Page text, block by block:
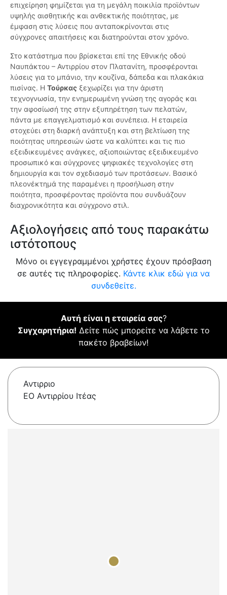
επιχείρηση φημίζεται για τη μεγάλη ποικιλία προϊόντων
υψηλής αισθητικής και ανθεκτικής ποιότητας, με
έμφαση στις λύσεις που ανταποκρίνονται στις
σύγχρονες απαιτήσεις και διατηρούνται στον χρόνο.
Στο κατάστημα που βρίσκεται επί της Εθνικής οδού
Ναυπάκτου – Αντιρρίου στον Πλατανίτη, προσφέρονται
λύσεις για το μπάνιο, την κουζίνα, δάπεδα και πλακάκια
πισίνας. Η Τούρκας ξεχωρίζει για την άριστη
τεχνογνωσία, την ενημερωμένη γνώση της αγοράς και
την αφοσίωσή της στην εξυπηρέτηση των πελατών,
πάντα με επαγγελματισμό και συνέπεια. Η εταιρεία
στοχεύει στη διαρκή ανάπτυξη και στη βελτίωση της
ποιότητας υπηρεσιών ώστε να καλύπτει και τις πιο
εξειδικευμένες ανάγκες, αξιοποιώντας εξειδικευμένο
προσωπικό και σύγχρονες ψηφιακές τεχνολογίες στη
δημιουργία και τον σχεδιασμό των προτάσεων. Βασικό
πλεονέκτημά της παραμένει η προσήλωση στην
ποιότητα, προσφέροντας προϊόντα που συνδυάζουν
διαχρονικότητα και σύγχρονο στιλ.
Αξιολογήσεις από τους παρακάτω
ιστότοπους
Μόνο οι εγγεγραμμένοι χρήστες έχουν πρόσβαση
σε αυτές τις πληροφορίες. Κάντε κλικ εδώ για να
συνδεθείτε.
Αυτή είναι η εταιρεία σας?
Συγχαρητήρια! Δείτε πώς μπορείτε να λάβετε το
πακέτο βραβείων!
Αντιρριο
ΕΟ Αντιρρίου Ιτέας